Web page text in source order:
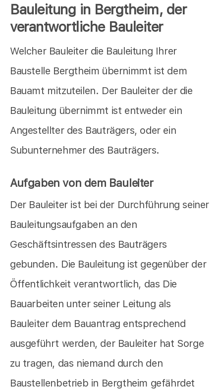
Bauleitung in Bergtheim, der
verantwortliche Bauleiter
Welcher Bauleiter die Bauleitung Ihrer
Baustelle Bergtheim übernimmt ist dem
Bauamt mitzuteilen. Der Bauleiter der die
Bauleitung übernimmt ist entweder ein
Angestellter des Bauträgers, oder ein
Subunternehmer des Bauträgers.
Aufgaben von dem Bauleiter
Der Bauleiter ist bei der Durchführung seiner
Bauleitungsaufgaben an den
Geschäftsintressen des Bauträgers
gebunden. Die Bauleitung ist gegenüber der
Öffentlichkeit verantwortlich, das Die
Bauarbeiten unter seiner Leitung als
Bauleiter dem Bauantrag entsprechend
ausgeführt werden, der Bauleiter hat Sorge
zu tragen, das niemand durch den
Baustellenbetrieb in Bergtheim gefährdet